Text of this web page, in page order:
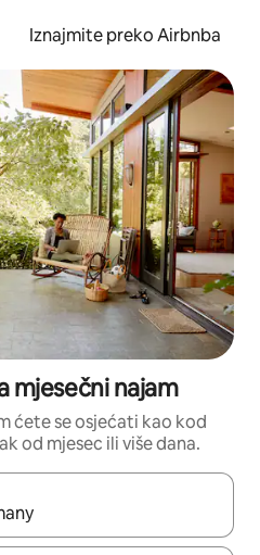
Iznajmite preko Airbnba
mjesečni najam
ćete se osjećati kao kod
od mjesec ili više dana.
moći ćete ih pregledati